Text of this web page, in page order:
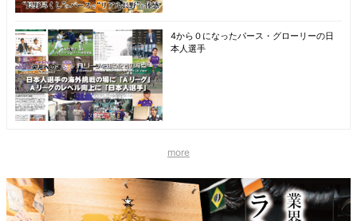
4から０になったパース・グローリーの日
本人選手
more